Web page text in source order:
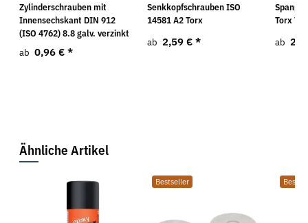
Zylinderschrauben mit
Innensechskant DIN 912
(ISO 4762) 8.8 galv. verzinkt
ab 0,96 € *
Senkkopfschrauben ISO
14581 A2 Torx
ab 2,59 € *
Torx TG
ab
Ähnliche Artikel
Bestseller